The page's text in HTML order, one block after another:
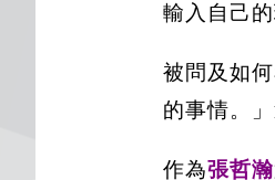
輸入自己
被問及如
的事情。
作為張哲瀚